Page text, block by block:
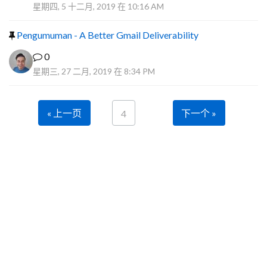
星期四, 5 十二月, 2019 在 10:16 AM
Pengumuman - A Better Gmail Deliverability
0
星期三, 27 二月, 2019 在 8:34 PM
« 上一页 4 下一个 »